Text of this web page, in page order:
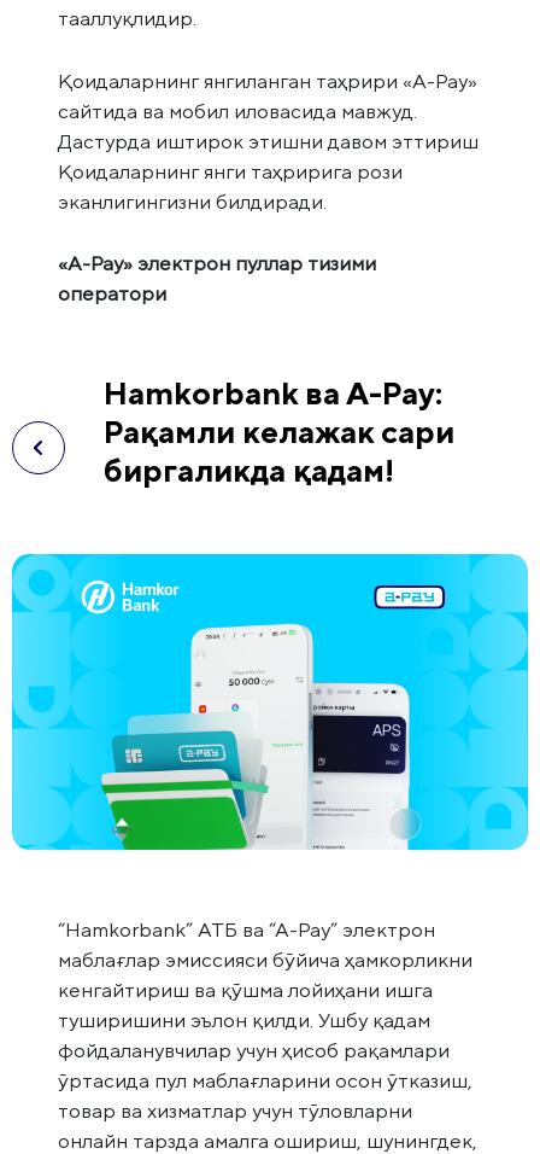
тааллуқлидир.
Қоидаларнинг янгиланган таҳрири «А-Pay»
сайтида ва мобил иловасида мавжуд.
Дастурда иштирок этишни давом эттириш
Қоидаларнинг янги таҳририга рози
эканлигингизни билдиради.
«А-Pay» электрон пуллар тизими
оператори
Hamkorbank ва А-Pay:
Рақамли келажак сари
биргаликда қадам!
“Hamkorbank” АТБ ва “А-Pay” электрон
маблағлар эмиссияси бўйича ҳамкорликни
кенгайтириш ва қўшма лойиҳани ишга
туширишини эълон қилди. Ушбу қадам
фойдаланувчилар учун ҳисоб рақамлари
ўртасида пул маблағларини осон ўтказиш,
товар ва хизматлар учун тўловларни
онлайн тарзда амалга ошириш, шунингдек,